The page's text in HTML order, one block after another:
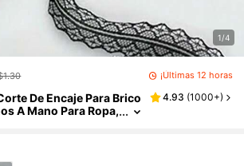
1/4
¡Últimas 12 horas
De Encaje Para Brico
A Mano Para Ropa,
4.93 (1000+)